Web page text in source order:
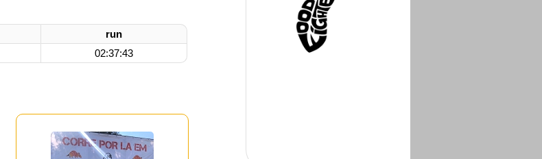
run
02:37:43